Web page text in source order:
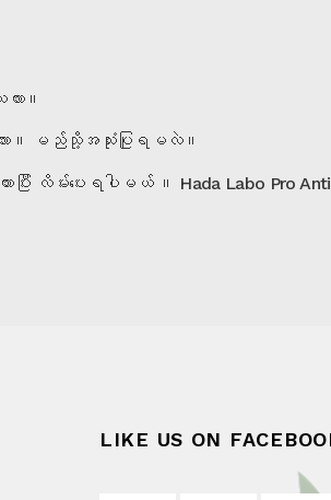
း။
လား။ မည်သို့အသုံးပြုရမလဲ။
လိမ်းပေးရပါမယ် ။ Hada Labo Pro
LIKE US ON